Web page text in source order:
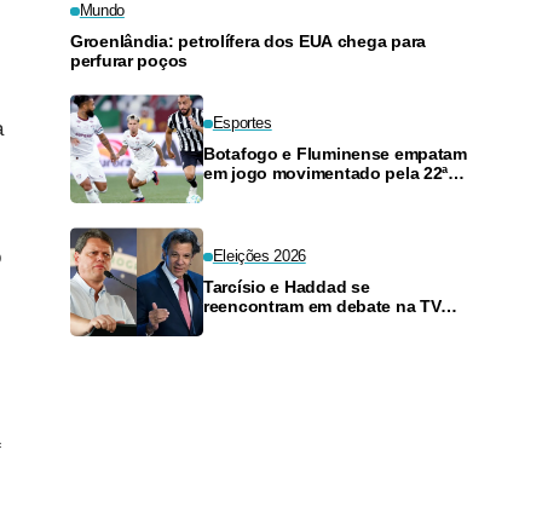
Mundo
Groenlândia: petrolífera dos EUA chega para
perfurar poços
Esportes
Botafogo e Fluminense empatam
em jogo movimentado pela 22ª
Eleições 2026
Tarcísio e Haddad se
reencontram em debate na TV